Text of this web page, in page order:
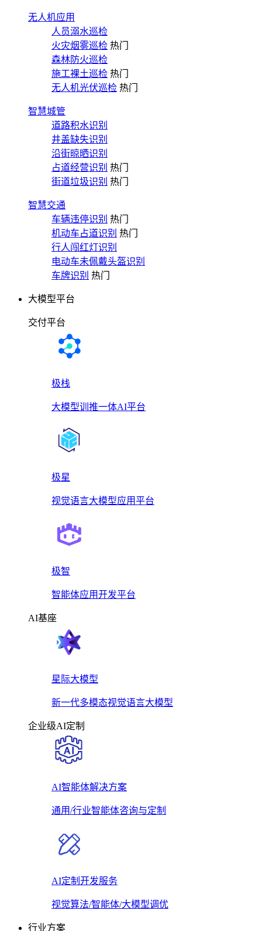
无人机应用
人员溺水巡检
火灾烟雾巡检 热门
森林防火巡检
施工裸土巡检 热门
无人机光伏巡检 热门
智慧城管
道路积水识别
井盖缺失识别
沿街晾晒识别
占道经营识别 热门
街道垃圾识别 热门
智慧交通
车辆违停识别 热门
机动车占道识别 热门
行人闯红灯识别
电动车未佩戴头盔识别
车牌识别 热门
大模型平台
交付平台
极栈
大模型训推一体AI平台
极星
视觉语言大模型应用平台
极智
智能体应用开发平台
AI基座
星际大模型
新一代多模态视觉语言大模型
企业级AI定制
AI智能体解决方案
通用/行业智能体咨询与定制
AI定制开发服务
视觉算法/智能体/大模型调优
行业方案